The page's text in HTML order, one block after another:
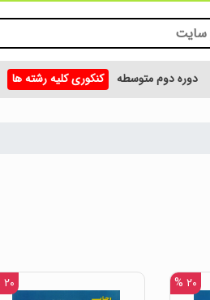
دوره دوم متوسطه کنکوری کلیه رشته ها
۲۰ % ۲۰ %